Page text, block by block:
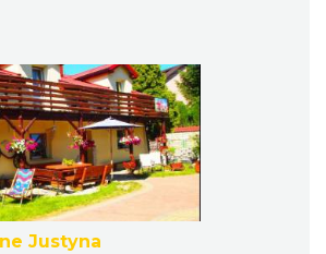
Justyna